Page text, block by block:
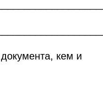
кем и